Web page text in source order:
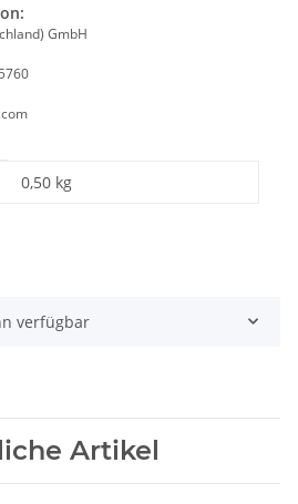
GmbH
0,50 kg
verfügbar
Artikel